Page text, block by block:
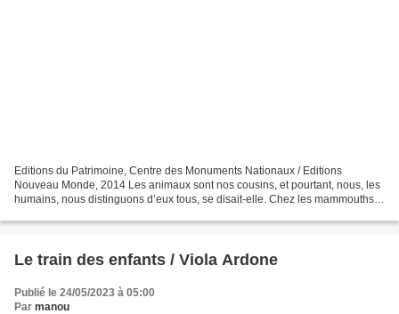
Editions du Patrimoine, Centre des Monuments Nationaux / Editions
Nouveau Monde, 2014 Les animaux sont nos cousins, et pourtant, nous, les
humains, nous distinguons d’eux tous, se disait-elle. Chez les mammouths,
Le train des enfants / Viola Ardone
Publié le 24/05/2023 à 05:00
Par manou